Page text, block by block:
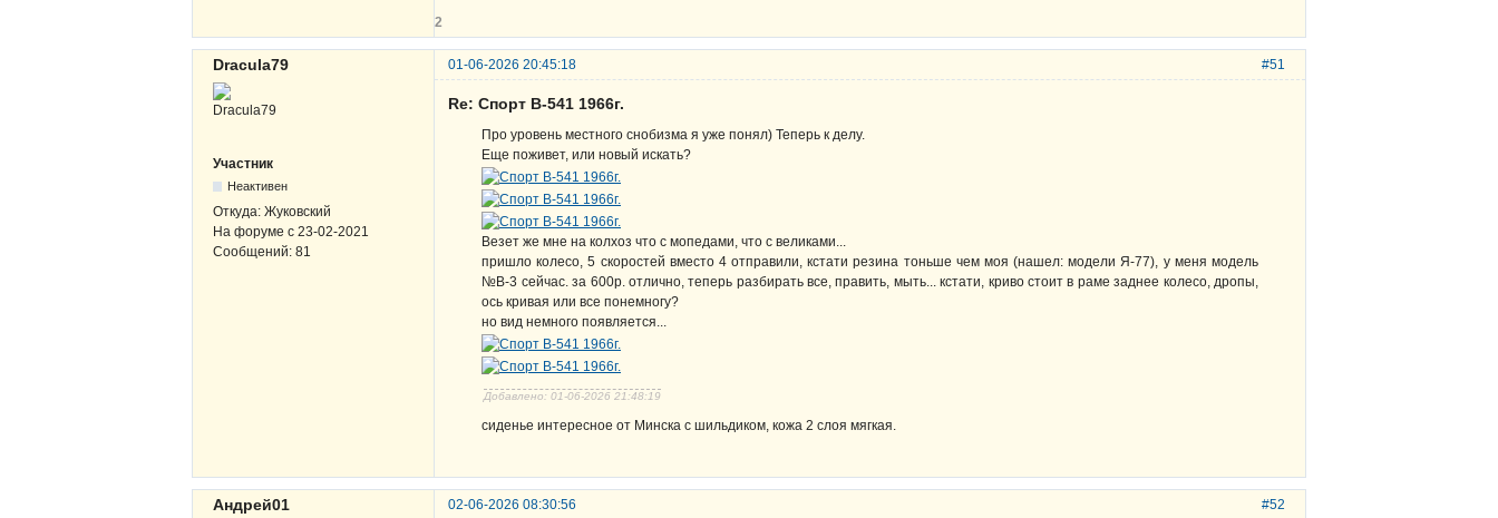
2
#51
Dracula79 01-06-2026 20:45:18
Участник
Неактивен
Откуда: Жуковский
На форуме с 23-02-2021
Сообщений: 81
Re: Спорт В-541 1966г.
Про уровень местного снобизма я уже понял) Теперь к делу.
Еще поживет, или новый искать?
Везет же мне на колхоз что с мопедами, что с великами...
пришло колесо, 5 скоростей вместо 4 отправили, кстати резина тоньше чем моя (нашел: модели Я-77), у меня модель
№В-3 сейчас. за 600р. отлично, теперь разбирать все, править, мыть... кстати, криво стоит в раме заднее колесо, дропы,
ось кривая или все понемногу?
но вид немного появляется...
Добавлено: 01-06-2026 21:48:19
сиденье интересное от Минска с шильдиком, кожа 2 слоя мягкая.
#52
Андрей01 02-06-2026 08:30:56